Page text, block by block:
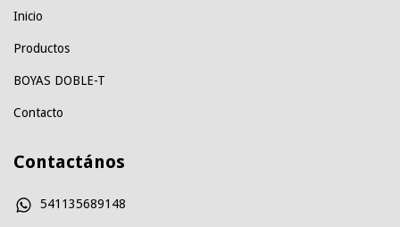
Inicio
Productos
BOYAS DOBLE-T
Contacto
Contactános
541135689148